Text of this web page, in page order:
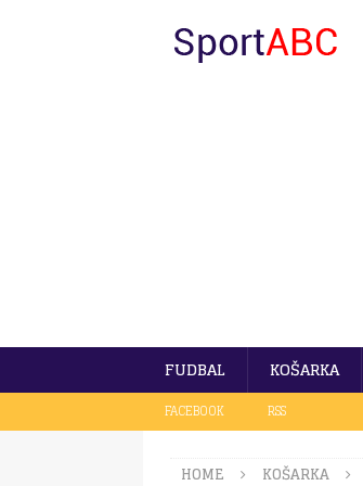
FUDBAL KOŠARKA
FACEBOOK RSS
HOME KOŠARKA